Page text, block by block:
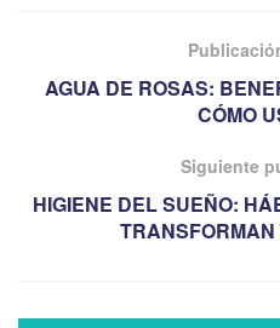
AGUA DE ROSAS:
CÓMO
Siguiente
HIGIENE DEL SUEÑO: